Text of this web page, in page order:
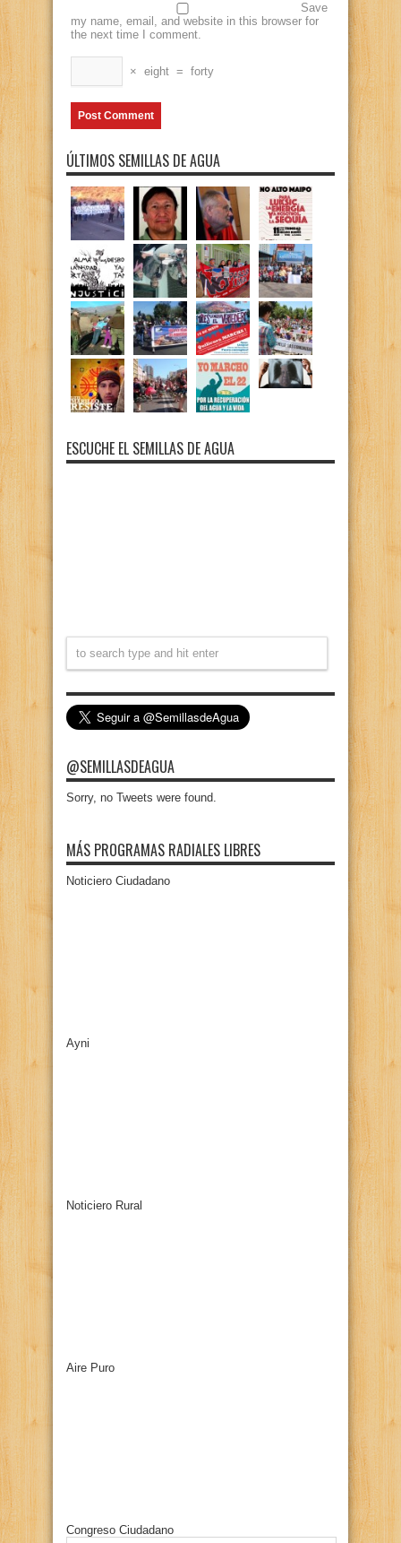
Save
my name, email, and website in this browser for
the next time I comment.
× eight = forty
ÚLTIMOS SEMILLAS DE AGUA
ESCUCHE EL SEMILLAS DE AGUA
@SEMILLASDEAGUA
Sorry, no Tweets were found.
MÁS PROGRAMAS RADIALES LIBRES
Noticiero Ciudadano
Ayni
Noticiero Rural
Aire Puro
Congreso Ciudadano